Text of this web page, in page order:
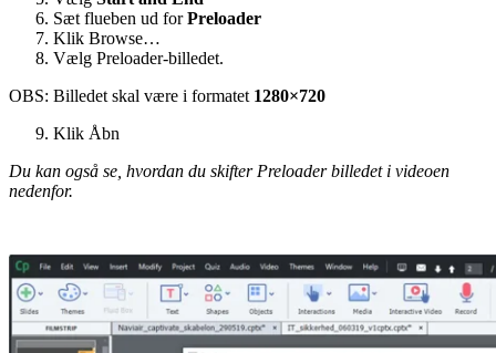
Sæt flueben ud forPreloader
Klik Browse…
Vælg Preloader-billedet.
OBS: Billedet skal være i formatet 1280×720
Klik Åbn
Du kan også se, hvordan du skifter Preloader billedet i videoen
nedenfor.